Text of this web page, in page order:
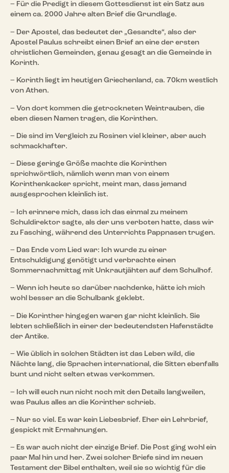
– Für die Predigt in diesem Gottesdienst ist ein Satz aus
einem ca. 2000 Jahre alten Brief die Grundlage.
– Der Apostel, das bedeutet der „Gesandte“, also der
Apostel Paulus schreibt einen Brief an eine der ersten
christlichen Gemeinden, genau gesagt an die Gemeinde in
Korinth.
– Korinth liegt im heutigen Griechenland, ca. 70km westlich
von Athen.
– Von dort kommen die getrockneten Weintrauben, die
eben diesen Namen tragen, die Korinthen.
– Die sind im Vergleich zu Rosinen viel kleiner, aber auch
schmackhafter.
– Diese geringe Größe machte die Korinthen
sprichwörtlich, nämlich wenn man von einem
Korinthenkacker spricht, meint man, dass jemand
ausgesprochen kleinlich ist.
– Ich erinnere mich, dass ich das einmal zu meinem
Schuldirektor sagte, als der uns verboten hatte, dass wir
zu Fasching, während des Unterrichts Pappnasen trugen.
– Das Ende vom Lied war: Ich wurde zu einer
Entschuldigung genötigt und verbrachte einen
Sommernachmittag mit Unkrautjähten auf dem Schulhof.
– Wenn ich heute so darüber nachdenke, hätte ich mich
wohl besser an die Schulbank geklebt.
– Die Korinther hingegen waren gar nicht kleinlich. Sie
lebten schließlich in einer der bedeutendsten Hafenstädte
der Antike.
– Wie üblich in solchen Städten ist das Leben wild, die
Nächte lang, die Sprachen international, die Sitten ebenfalls
bunt und nicht selten etwas verkommen.
– Ich will euch nun nicht noch mit den Details langweilen,
was Paulus alles an die Korinther schrieb.
– Nur so viel. Es war kein Liebesbrief. Eher ein Lehrbrief,
gespickt mit Ermahnungen.
– Es war auch nicht der einzige Brief. Die Post ging wohl ein
paar Mal hin und her. Zwei solcher Briefe sind im neuen
Testament der Bibel enthalten, weil sie so wichtig für die